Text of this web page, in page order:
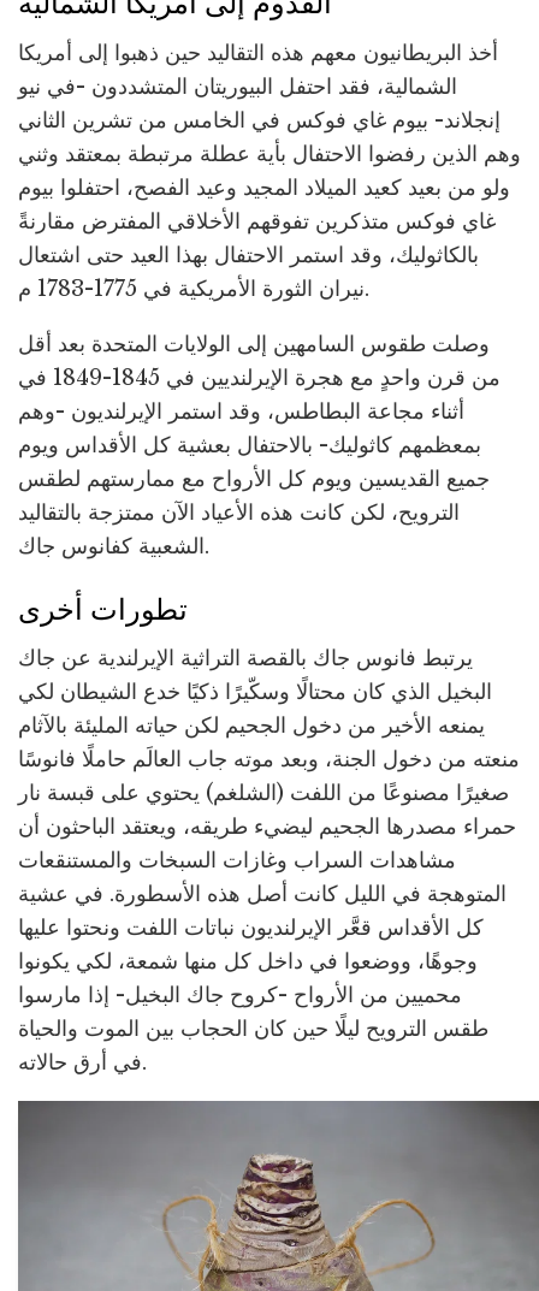
أخذ البريطانيون معهم هذه التقاليد حين ذهبوا إلى أمريكا
الشمالية، فقد احتفل البيوريتان المتشددون -في نيو
إنجلاند- بيوم غاي فوكس في الخامس من تشرين الثاني
وهم الذين رفضوا الاحتفال بأية عطلة مرتبطة بمعتقد وثني
ولو من بعيد كعيد الميلاد المجيد وعيد الفصح، احتفلوا بيوم
غاي فوكس متذكرين تفوقهم الأخلاقي المفترض مقارنةً
بالكاثوليك، وقد استمر الاحتفال بهذا العيد حتى اشتعال
نيران الثورة الأمريكية في 1775-1783 م.
وصلت طقوس السامهين إلى الولايات المتحدة بعد أقل
من قرن واحدٍ مع هجرة الإيرلنديين في 1845-1849 في
أثناء مجاعة البطاطس، وقد استمر الإيرلنديون -وهم
بمعظمهم كاثوليك- بالاحتفال بعشية كل الأقداس ويوم
جميع القديسين ويوم كل الأرواح مع ممارستهم لطقس
الترويح، لكن كانت هذه الأعياد الآن ممتزجة بالتقاليد
الشعبية كفانوس جاك.
تطورات أخرى
يرتبط فانوس جاك بالقصة التراثية الإيرلندية عن جاك
البخيل الذي كان محتالًا وسكّيرًا ذكيًا خدع الشيطان لكي
يمنعه الأخير من دخول الجحيم لكن حياته المليئة بالآثام
منعته من دخول الجنة، وبعد موته جاب العالَم حاملًا فانوسًا
صغيرًا مصنوعًا من اللفت (الشلغم) يحتوي على قبسة نار
حمراء مصدرها الجحيم ليضيء طريقه، ويعتقد الباحثون أن
مشاهدات السراب وغازات السبخات والمستنقعات
المتوهجة في الليل كانت أصل هذه الأسطورة. في عشية
كل الأقداس قعَّر الإيرلنديون نباتات اللفت ونحتوا عليها
وجوهًا، ووضعوا في داخل كل منها شمعة، لكي يكونوا
محميين من الأرواح -كروح جاك البخيل- إذا مارسوا
طقس الترويح ليلًا حين كان الحجاب بين الموت والحياة
في أرق حالاته.